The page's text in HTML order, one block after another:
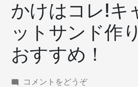
かけはコレ!キ
ットサンド作
おすすめ！
コメントをどうぞ(3